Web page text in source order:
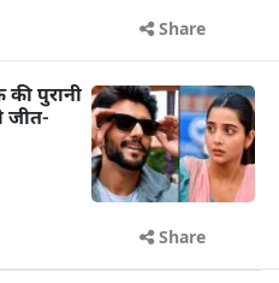
Share
पुरानी
जीत-
Share